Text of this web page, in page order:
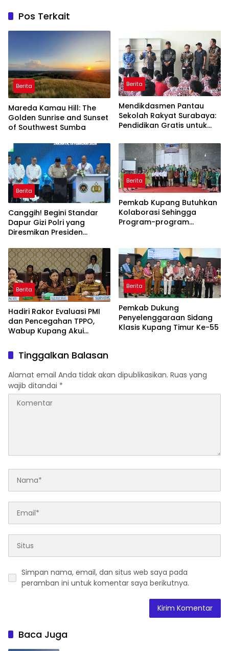
Pos Terkait
Berita
Mareda Kamau Hill: The
Golden Sunrise and Sunset
of Southwest Sumba
Berita
Mendikdasmen Pantau
Sekolah Rakyat Surabaya:
Pendidikan Gratis untuk
Berita
Canggih! Begini Standar
Dapur Gizi Polri yang
Diresmikan Presiden
Berita
Pemkab Kupang Butuhkan
Kolaborasi Sehingga
Program-program
Berita
Hadiri Rakor Evaluasi PMI
dan Pencegahan TPPO,
Wabup Kupang Akui
Bermasalah
Berita
Pemkab Dukung
Penyelenggaraan Sidang
Klasis Kupang Timur Ke-55
Tinggalkan Balasan
Alamat email Anda tidak akan dipublikasikan. Ruas yang
wajib ditandai *
Simpan nama, email, dan situs web saya pada
peramban ini untuk komentar saya berikutnya.
Baca Juga